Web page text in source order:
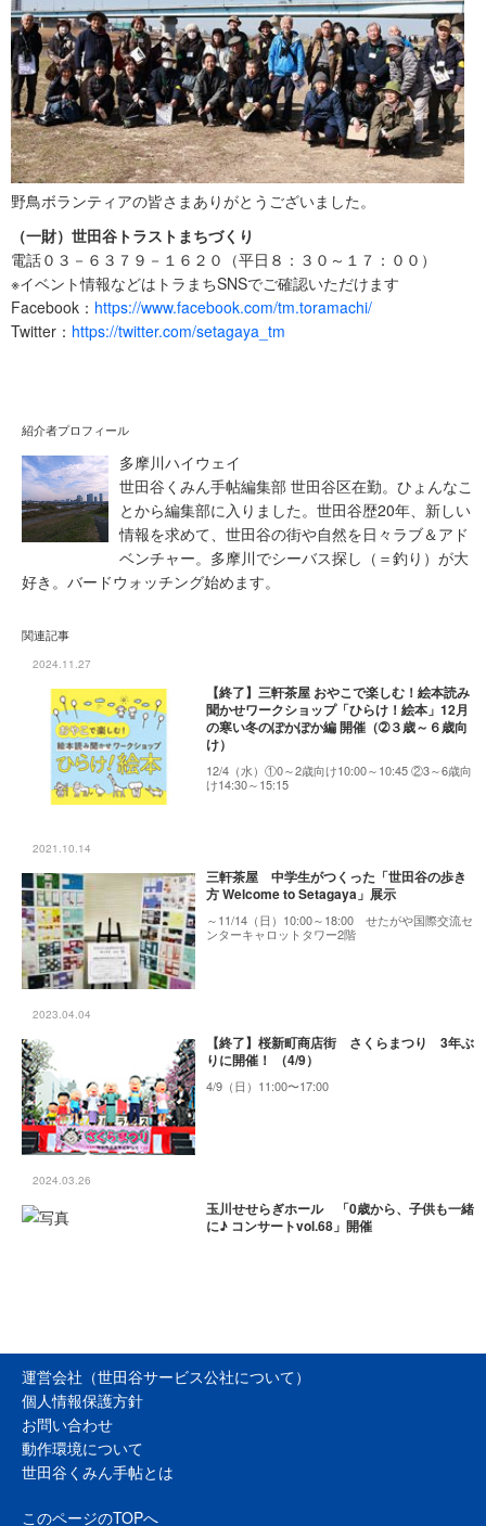
野鳥ボランティアの皆さまありがとうございました。
（一財）世田谷トラストまちづくり
電話０３－６３７９－１６２０（平日８：３０～１７：００）
※イベント情報などはトラまちSNSでご確認いただけます
Facebook： https://www.facebook.com/tm.toramachi/
Twitter： https://twitter.com/setagaya_tm
紹介者プロフィール
多摩川ハイウェイ
世田谷くみん手帖編集部 世田谷区在勤。ひょんなこ
とから編集部に入りました。世田谷歴20年、新しい
情報を求めて、世田谷の街や自然を日々ラブ＆アド
ベンチャー。多摩川でシーバス探し（＝釣り）が大
好き。バードウォッチング始めます。
関連記事
2024.11.27
【終了】三軒茶屋 おやこで楽しむ！絵本読み
聞かせワークショップ「ひらけ！絵本」12月
の寒い冬のぽかぽか編 開催（➁３歳～６歳向
け）
12/4（水）①0～2歳向け10:00～10:45 ②3～6歳向
け14:30～15:15
2021.10.14
三軒茶屋 中学生がつくった「世田谷の歩き
方 Welcome to Setagaya」展示
～11/14（日）10:00～18:00 せたがや国際交流セ
ンターキャロットタワー2階
2023.04.04
【終了】桜新町商店街 さくらまつり 3年ぶ
りに開催！ （4/9）
4/9（日）11:00〜17:00
2024.03.26
玉川せせらぎホール 「0歳から、子供も一緒
に♪ コンサートvol.68」開催
運営会社（世田谷サービス公社について）
個人情報保護方針
お問い合わせ
動作環境について
世田谷くみん手帖とは
このページのTOPへ